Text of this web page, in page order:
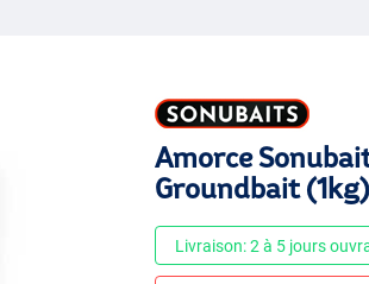
Amorce
Groundbait (1kg)
Livraison: 2 à 5 jours